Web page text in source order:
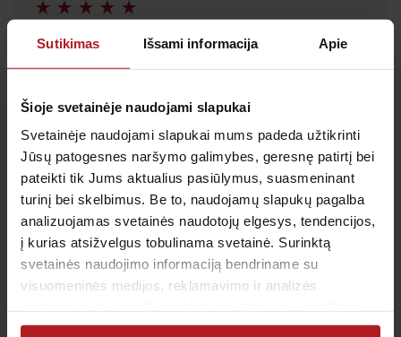
Sutikimas Išsami informacija Apie
Šioje svetainėje naudojami slapukai
Svetainėje naudojami slapukai mums padeda užtikrinti
Jūsų patogesnes naršymo galimybes, geresnę patirtį bei
pateikti tik Jums aktualius pasiūlymus, suasmeninant
turinį bei skelbimus. Be to, naudojamų slapukų pagalba
analizuojamas svetainės naudotojų elgesys, tendencijos,
į kurias atsižvelgus tobulinama svetainė. Surinktą
svetainės naudojimo informaciją bendriname su
visuomeninės medijos, reklamavimo ir analizės
arba naudojant paslaugas surinktos informacijos.
Rekomenduoju Antėja visiems. Tikrai
kokybiška klinika ir paslaugos. Labai
kad žmonių būna įvairių, vargina vieni kitus,
tačiau kai su žmogumi esi nuoširdus, ir iš
klinikos gauni tą grįžtamąjį ryšį nuoširdų.
ERIKA